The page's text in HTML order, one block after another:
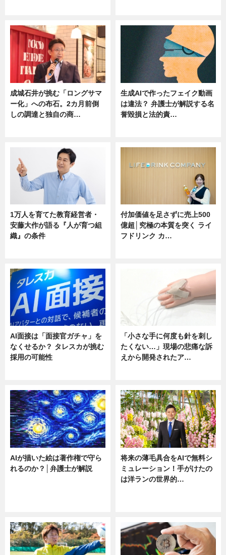
成城石井が挑む「ロングサマ
ー化」への布石。2カ月前倒
しの調達と独自の商…
生成AIで作ったフェイク動画
は違法？ 弁護士が解説する名
誉毀損と法的責…
1万人を育てた教育経営者・
安藤大作が語る『人が育つ組
織』の条件
付加価値を足さずに売上500
億超│究極の本質を突く ライ
フドリンク カ…
AI面接は「面接官ガチャ」を
なくせるか？ タレスカが挑む
採用の可能性
「小さな手に何度も針を刺し
たくない…」現場の悲痛な訴
えから開発されたア…
AIが描いた絵は著作権で守ら
れるのか？│弁護士が解説
将来の薄毛具合をAIで無料シ
ミュレーション！手がけたの
は洋ランの世界的…